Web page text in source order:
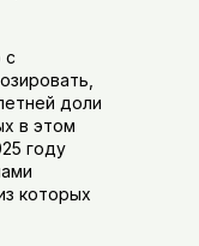
с
доли
в этом
году
которых